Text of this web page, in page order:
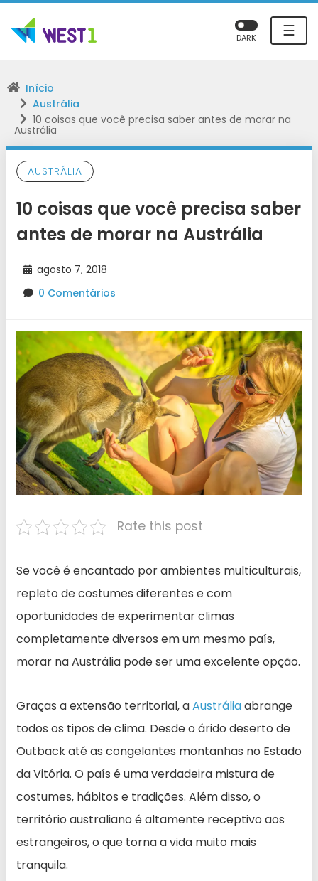
☰
DARK
Início
Austrália
10 coisas que você precisa saber antes de morar na
Austrália
AUSTRÁLIA
10 coisas que você precisa saber
antes de morar na Austrália
agosto 7, 2018
0 Comentários
Rate this post
Se você é encantado por ambientes multiculturais,
repleto de costumes diferentes e com
oportunidades de experimentar climas
completamente diversos em um mesmo país,
morar na Austrália pode ser uma excelente opção.
Graças a extensão territorial, aAustráliaabrange
todos os tipos de clima. Desde o árido deserto de
Outback até as congelantes montanhas no Estado
da Vitória. O país é uma verdadeira mistura de
costumes, hábitos e tradições. Além disso, o
território australiano é altamente receptivo aos
estrangeiros, o que torna a vida muito mais
tranquila.